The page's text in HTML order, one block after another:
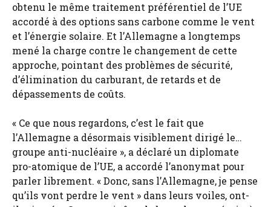
obtenu le même traitement préférentiel de l’UE
accordé à des options sans carbone comme le vent
et l’énergie solaire. Et l’Allemagne a longtemps
mené la charge contre le changement de cette
approche, pointant des problèmes de sécurité,
d’élimination du carburant, de retards et de
dépassements de coûts.
« Ce que nous regardons, c’est le fait que
l’Allemagne a désormais visiblement dirigé le…
groupe anti-nucléaire », a déclaré un diplomate
pro-atomique de l’UE, a accordé l’anonymat pour
parler librement. « Donc, sans l’Allemagne, je pense
qu’ils vont perdre le vent » dans leurs voiles, ont-